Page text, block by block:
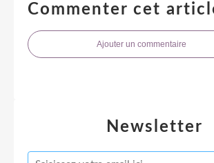
Commenter cet
Ajouter un commentaire
Newsletter